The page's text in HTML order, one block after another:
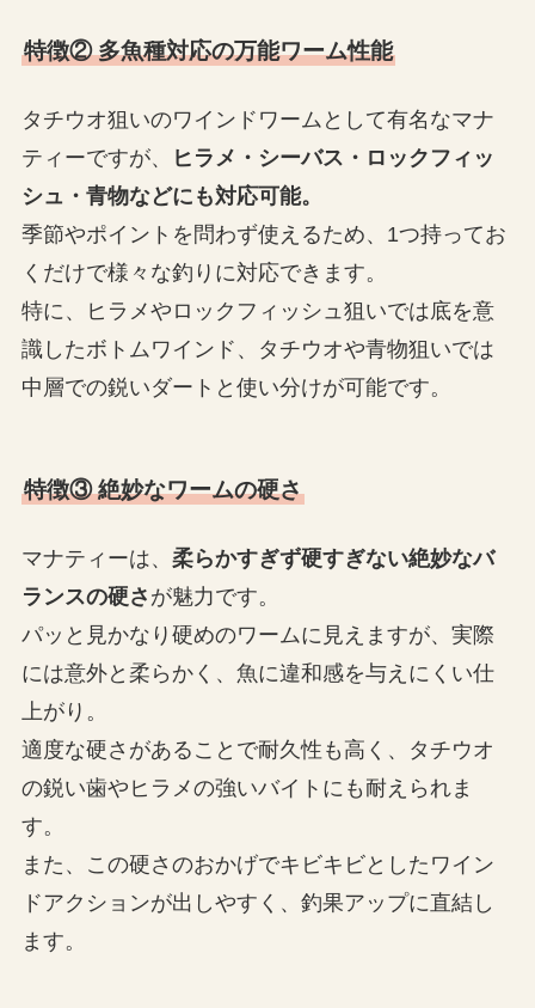
特徴② 多魚種対応の万能ワーム性能
タチウオ狙いのワインドワームとして有名なマナ
ティーですが、
ヒラメ・シーバス・ロックフィッ
シュ・青物などにも対応可能。
季節やポイントを問わず使えるため、1つ持ってお
くだけで様々な釣りに対応できます。
特に、ヒラメやロックフィッシュ狙いでは底を意
識したボトムワインド、タチウオや青物狙いでは
中層での鋭いダートと使い分けが可能です。
特徴③ 絶妙なワームの硬さ
マナティーは、 柔らかすぎず硬すぎない絶妙なバ
ランスの硬さ が魅力です。
パッと見かなり硬めのワームに見えますが、実際
には意外と柔らかく、魚に違和感を与えにくい仕
上がり。
適度な硬さがあることで耐久性も高く、タチウオ
の鋭い歯やヒラメの強いバイトにも耐えられま
す。
また、この硬さのおかげでキビキビとしたワイン
ドアクションが出しやすく、釣果アップに直結し
ます。